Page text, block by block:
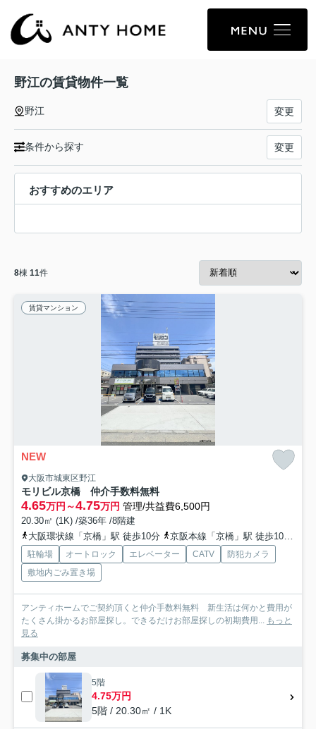
野江の賃貸物件一覧
野江 変更
条件から探す 変更
おすすめのエリア
8棟 11件
賃貸マンション
NEW
大阪市城東区野江
モリビル京橋 仲介手数料無料
4.65万円～4.75万円 管理/共益費6,500円
20.30㎡ (1K) /築36年 /8階建
大阪環状線「京橋」駅 徒歩10分
京阪本線「京橋」駅 徒歩10分
駐輪場 オートロック エレベーター CATV
防犯カメラ
敷地内ごみ置き場
アンティホームでご契約頂くと仲介手数料無料 新生活は何かと費用が
たくさん掛かるお部屋探し。できるだけお部屋探しの初期費用...
もっと
見る
募集中の部屋
5階
4.75万円
5階 / 20.30㎡ / 1K